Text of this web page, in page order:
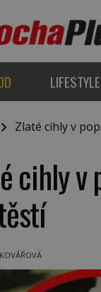
LIFESTYLE
Zlaté cihly v
cihly v